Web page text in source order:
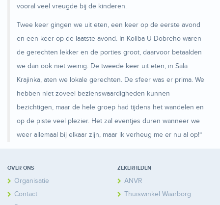
vooral veel vreugde bij de kinderen.
Twee keer gingen we uit eten, een keer op de eerste avond
en een keer op de laatste avond. In Koliba U Dobreho waren
de gerechten lekker en de porties groot, daarvoor betaalden
we dan ook niet weinig. De tweede keer uit eten, in Sala
Krajinka, aten we lokale gerechten. De sfeer was er prima. We
hebben niet zoveel bezienswaardigheden kunnen
bezichtigen, maar de hele groep had tijdens het wandelen en
op de piste veel plezier. Het zal eventjes duren wanneer we
weer allemaal bij elkaar zijn, maar ik verheug me er nu al op!“
OVER ONS
Organisatie
Contact
ZEKERHEDEN
ANVR
Thuiswinkel Waarborg